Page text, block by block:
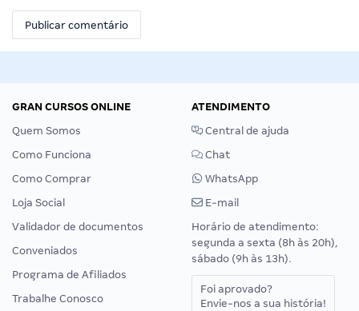
GRAN CURSOS ONLINE
Quem Somos
Como Funciona
Como Comprar
Loja Social
Validador de documentos
Conveniados
Programa de Afiliados
Trabalhe Conosco
ATENDIMENTO
Central de ajuda
Chat
WhatsApp
E-mail
Horário de atendimento:
segunda a sexta (8h às 20h),
sábado (9h às 13h).
Foi aprovado?
Envie-nos a sua história!